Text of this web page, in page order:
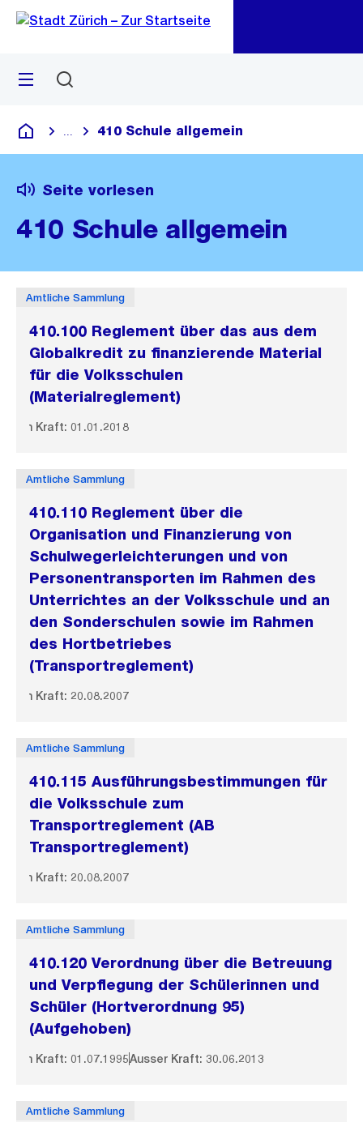
Navigation
Sprunglink
Menü
Deutsch
Blende alle Breadcrumbs ein
410 Schule allgemein
Seite vorlesen
410 Schule allgemein
Amtliche Sammlung
410.100 Reglement über das aus dem
Globalkredit zu finanzierende Material
für die Volksschulen
(Materialreglement)
In Kraft: 01.01.2018
Amtliche Sammlung
410.110 Reglement über die
Organisation und Finanzierung von
Schulwegerleichterungen und von
Personentransporten im Rahmen des
Unterrichtes an der Volksschule und an
den Sonderschulen sowie im Rahmen
des Hortbetriebes
(Transportreglement)
In Kraft: 20.08.2007
Amtliche Sammlung
410.115 Ausführungsbestimmungen für
die Volksschule zum
Transportreglement (AB
Transportreglement)
In Kraft: 20.08.2007
Amtliche Sammlung
410.120 Verordnung über die Betreuung
und Verpflegung der Schülerinnen und
Schüler (Hortverordnung 95)
(Aufgehoben)
In Kraft: 01.07.1995Ausser Kraft: 30.06.2013
Amtliche Sammlung